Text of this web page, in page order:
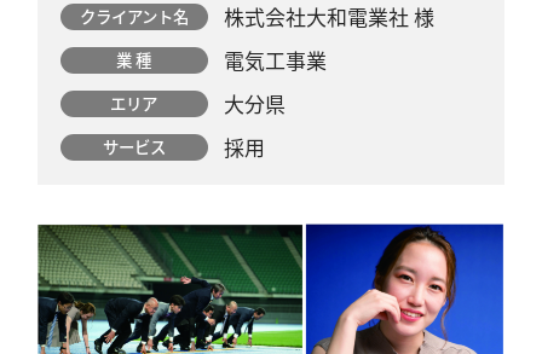
クライアント名 株式会社大和電業社 様
業 種 電気工事業
エリア 大分県
サービス 採用